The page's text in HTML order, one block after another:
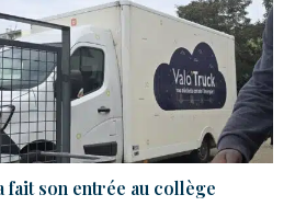
fait son entrée au collège